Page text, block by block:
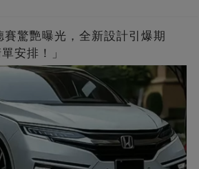
賽驚艷曝光，全新設計引爆期
安排！」